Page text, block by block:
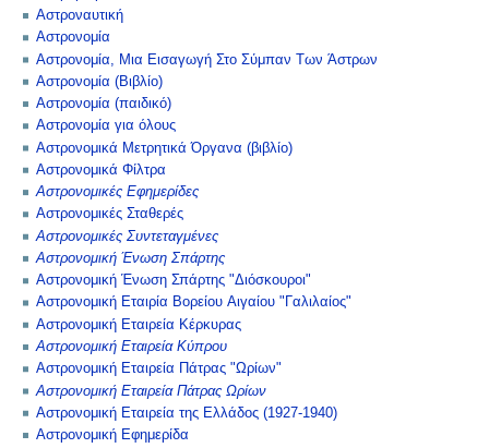
Αστροναυτική
Αστρονομία
Αστρονομία, Μια Εισαγωγή Στο Σύμπαν Των Άστρων
Αστρονομία (Βιβλίο)
Αστρονομία (παιδικό)
Αστρονομία για όλους
Αστρονομικά Μετρητικά Όργανα (βιβλίο)
Αστρονομικά Φίλτρα
Αστρονομικές Εφημερίδες
Αστρονομικές Σταθερές
Αστρονομικές Συντεταγμένες
Αστρονομική Ένωση Σπάρτης
Αστρονομική Ένωση Σπάρτης "Διόσκουροι"
Αστρονομική Εταιρία Βορείου Αιγαίου "Γαλιλαίος"
Αστρονομική Εταιρεία Κέρκυρας
Αστρονομική Εταιρεία Κύπρου
Αστρονομική Εταιρεία Πάτρας "Ωρίων"
Αστρονομική Εταιρεία Πάτρας Ωρίων
Αστρονομική Εταιρεία της Ελλάδος (1927-1940)
Αστρονομική Εφημερίδα